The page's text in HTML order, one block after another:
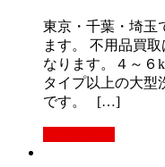
東京・千葉・埼玉
ます。 不用品買
なります。４～６
タイプ以上の大型
です。 […]